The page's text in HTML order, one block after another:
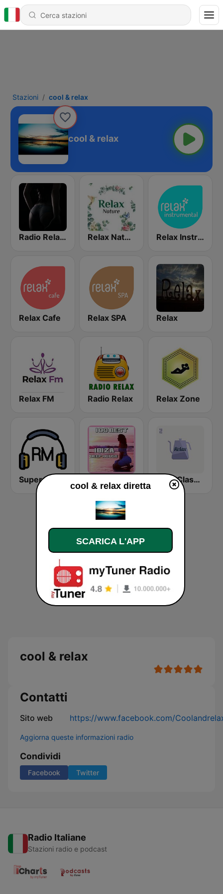
Stazioni cool & relax
cool & relax
Radio Relax Sensual Relax Nature Relax Instrumental
Relax Cafe Relax SPA Relax
Relax FM Radio Relax Relax Zone
Your Classical Relax
cool & relax
Contatti
Sito web https://www.facebook.com/
Aggiorna queste informazioni radio
Condividi
Facebook Twitter
Radio Italiane
Stazioni radio e podcast
cool & relax diretta
SCARICA L'APP